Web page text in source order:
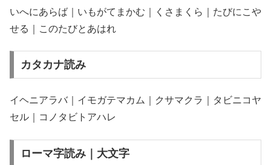
いへにあらば｜いもがてまかむ｜くさまくら｜たびにこや
せる｜このたびとあはれ
カタカナ読み
イヘニアラバ｜イモガテマカム｜クサマクラ｜タビニコヤ
セル｜コノタビトアハレ
ローマ字読み｜大文字